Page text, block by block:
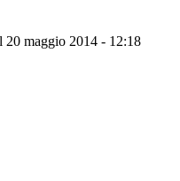
20 maggio 2014 - 12:18